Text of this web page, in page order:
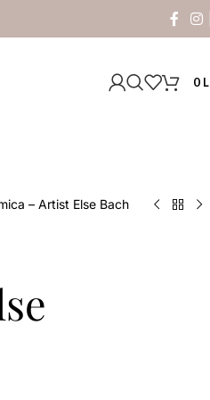
0
– Artist Else Bach